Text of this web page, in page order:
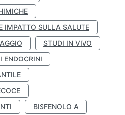
IMPATTO SULLA SALUTE
STUDI IN VIVO
ENDOCRINI
BISFENOLO A